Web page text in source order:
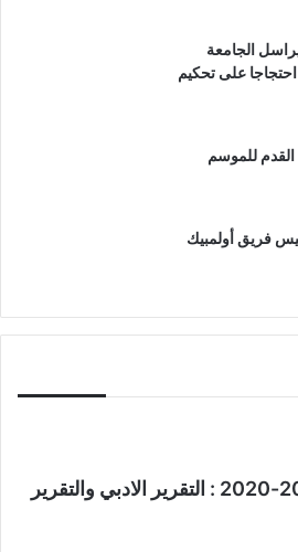
الجامعة
احتجاجا على تحكيم
للموسم
فريق أولمبيك
الجمع العام العادي 2019-2020 : التقرير الادبي والتقرير